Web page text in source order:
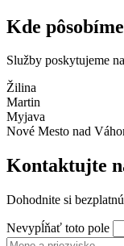
Kde pôsobíme
Služby poskytujeme
Žilina
Martin
Myjava
Nové Mesto nad
Kontaktujte
Dohodnite si
Nevypĺňať toto pole